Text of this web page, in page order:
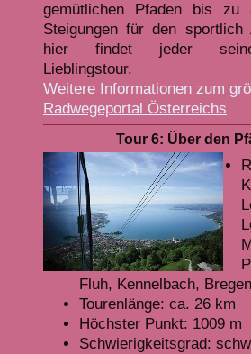
gemütlichen Pfaden bis zu
Steigungen für den sportlich
hier findet jeder
Lieblingstour.
Weitere Informationen zum
Radwegeportal Österreichs
Tour 6: Über den
Fluh, Kennelbach,
Tourenlänge: ca. 26 km
Höchster Punkt: 1009 m
Schwierigkeitsgrad: